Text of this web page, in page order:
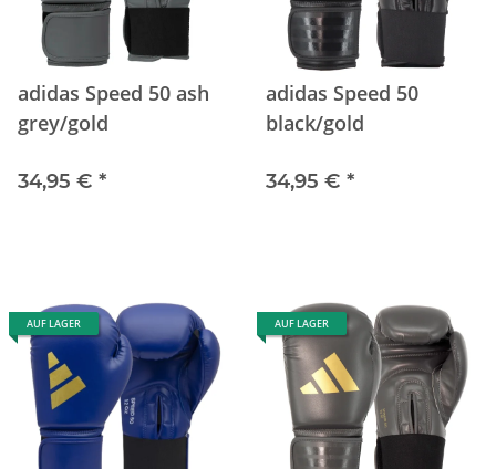
adidas Speed 50 ash
grey/gold
34,95 € *
adidas Speed 50
black/gold
34,95 € *
AUF LAGER AUF LAGER